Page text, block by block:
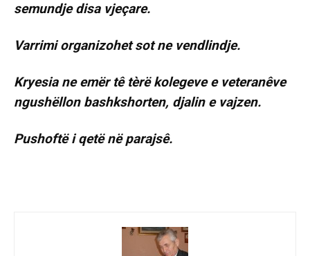
semundje disa vjeçare.
Varrimi organizohet sot ne vendlindje.
Kryesia ne emër tê tèrë kolegeve e veteranêve
ngushëllon bashkshorten, djalin e vajzen.
Pushoftë i qetë në parajsê.